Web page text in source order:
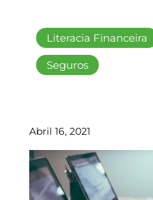
Literacia Financeira
Seguros
Abril 16, 2021